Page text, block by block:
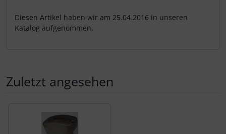
Diesen Artikel haben wir am 25.04.2016 in unseren
Katalog aufgenommen.
Zuletzt angesehen